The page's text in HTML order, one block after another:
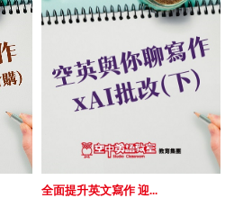
全面提升英文寫作 迎...